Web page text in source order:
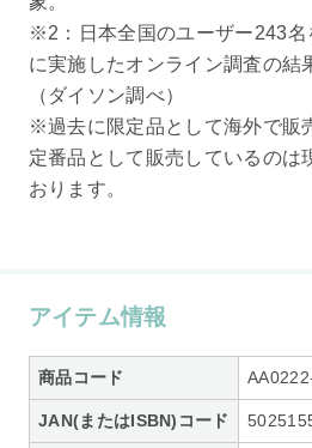
※2：日本全国のユーザー243名
に実施したオンライン調査の結
（ダイソン調べ）
※過去に限定品として海外で販
定番品として販売しているのは
おります。
アイテム情報
商品コード
JAN(またはISBN)コード